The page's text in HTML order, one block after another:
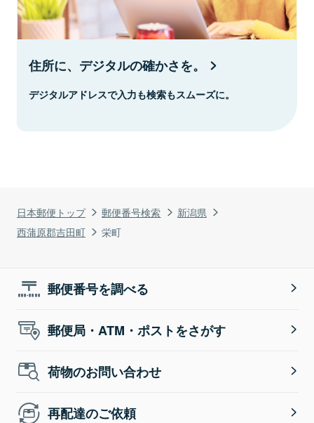
日本郵便トップ 郵便番号検索
新潟県
西蒲原郡吉田町
栄町
住所に、デジタルの確かさを。
デジタルアドレスで入力も検索もスムーズに。
郵便番号を調べる
郵便局・ATM・ポストをさがす
荷物のお問い合わせ
再配達のご依頼